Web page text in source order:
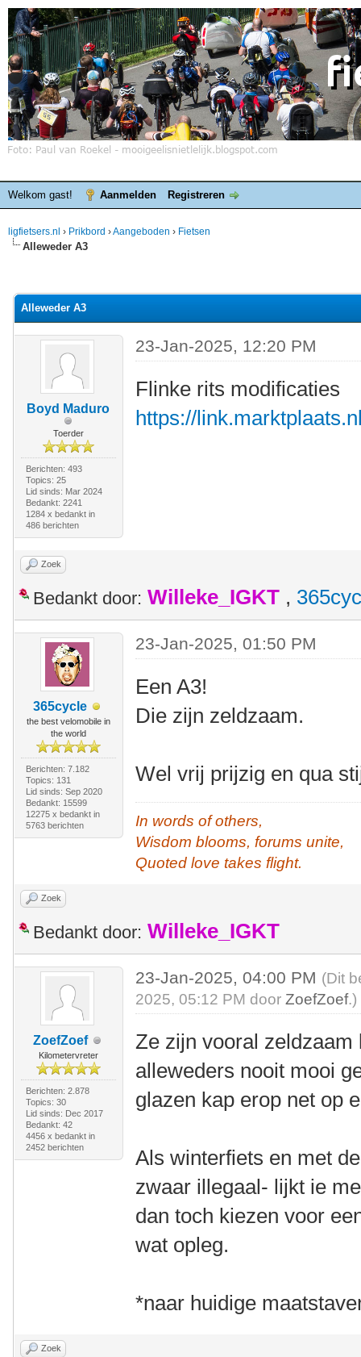
Welkom gast! Aanmelden Registreren
ligfietsers.nl › Prikbord ›Aangeboden › Fietsen
Alleweder A3
Alleweder A3
Boyd Maduro
Toerder
Berichten: 493
Topics: 25
Lid sinds: Mar 2024
Bedankt: 2241
1284 x bedankt in
486 berichten
23-Jan-2025, 12:20 PM
Flinke rits modificaties
https://
Zoek
Bedankt door: Willeke_IGKT ,
365cycle
the best velomobile in
the world
Berichten: 7.182
Topics: 131
Lid sinds: Sep 2020
Bedankt: 15599
12275 x bedankt in
5763 berichten
23-Jan-2025, 01:50 PM
Een A3!
Die zijn zeldzaam.
Wel vrij prijzig en qua
In words of others,
Wisdom blooms, forums unite,
Quoted love takes flight.
Zoek
Bedankt door: Willeke_IGKT
ZoefZoef
Kilometervreter
Berichten: 2.878
Topics: 30
Lid sinds: Dec 2017
Bedankt: 42
4456 x bedankt in
2452 berichten
23-Jan-2025, 04:00 PM (Dit
2025, 05:12 PM doorZoefZoef.)
Ze zijn vooral
alleweders nooit mooi
glazen kap erop net op
Als winterfiets en met
zwaar illegaal- lijkt ie
dan toch kiezen voor
wat opleg.
*naar huidige
Zoek